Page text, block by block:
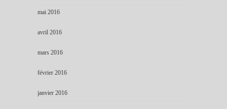
mai 2016
avril 2016
mars 2016
février 2016
janvier 2016